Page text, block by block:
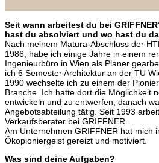
Seit wann arbeitest du bei
hast du absolviert und wo hast du
Nach meinem Matura-Abschluss der
1986, habe ich einige Jahre in einem
Ingenieurbüro in Wien als Planer
ich 6 Semester Architektur an der TU
1990 wechselte ich zu einem der
Branche. Ich hatte dort die Möglichkeit
entwickeln und zu entwerfen, danach
Angebotsabteilung tätig. Seit 1993
Verkaufsberater bei GRIFFNER.
Am Unternehmen GRIFFNER hat mich
Ökopioniergeist gereizt und motiviert.
Was sind deine Aufgaben?